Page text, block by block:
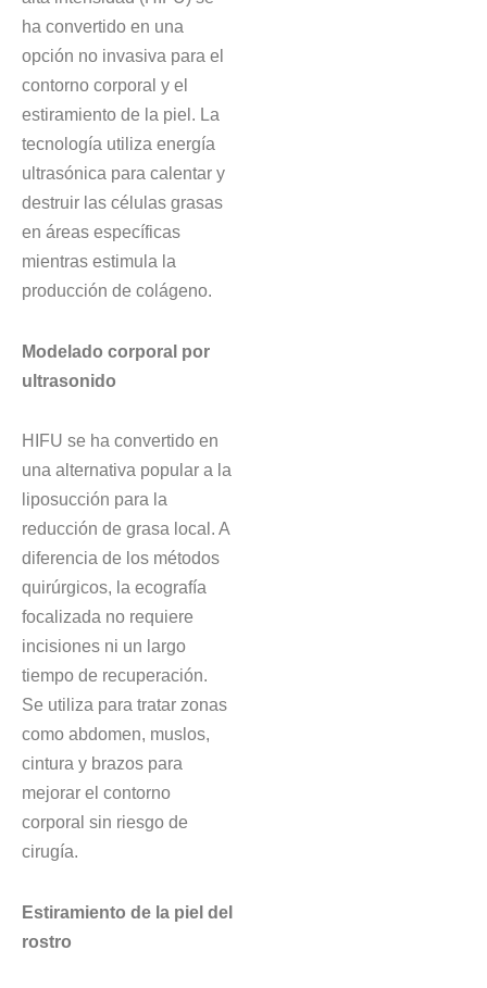
ha convertido en una
opción no invasiva para el
contorno corporal y el
estiramiento de la piel. La
tecnología utiliza energía
ultrasónica para calentar y
destruir las células grasas
en áreas específicas
mientras estimula la
producción de colágeno.
Modelado corporal por
ultrasonido
HIFU se ha convertido en
una alternativa popular a la
liposucción para la
reducción de grasa local. A
diferencia de los métodos
quirúrgicos, la ecografía
focalizada no requiere
incisiones ni un largo
tiempo de recuperación.
Se utiliza para tratar zonas
como abdomen, muslos,
cintura y brazos para
mejorar el contorno
corporal sin riesgo de
cirugía.
Estiramiento de la piel del
rostro